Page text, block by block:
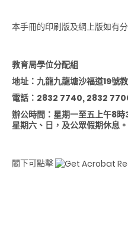
本手冊的印刷版及網上版如有
教育局學位分配組
地址： 九龍九龍塘沙福道19號
電話：2832 7740, 2832
辦公時間：星期一至五上午8
星期六、日，及公眾假期休息。
閣下可點擊